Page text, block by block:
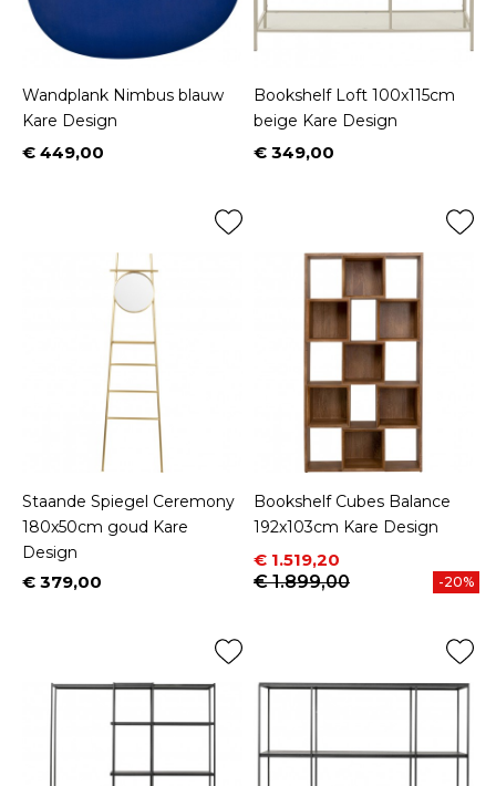
Wandplank Nimbus blauw
Kare Design
Prijs
€ 449,00
Bookshelf Loft 100x115cm
beige Kare Design
Prijs
€ 349,00
Staande Spiegel Ceremony
180x50cm goud Kare
Design
Prijs
€ 379,00
Bookshelf Cubes Balance
192x103cm Kare Design
Prijs
€ 1.519,20
Normale prijs
€ 1.899,00
-20%